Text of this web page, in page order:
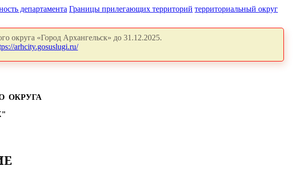
департамента Границы прилегающих территорий территориальный округ
округа «Город Архангельск» до 31.12.2025.
arhcity.gosuslugi.ru/
ОКРУГА